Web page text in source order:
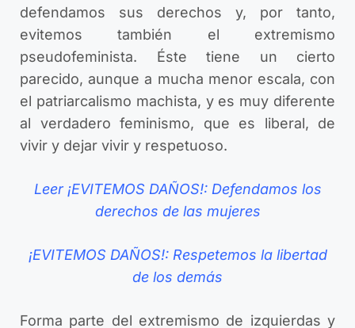
defendamos sus derechos y, por tanto,
evitemos también el extremismo
pseudofeminista. Éste tiene un cierto
parecido, aunque a mucha menor escala, con
el patriarcalismo machista, y es muy diferente
al verdadero feminismo, que es liberal, de
vivir y dejar vivir y respetuoso.
Leer ¡EVITEMOS DAÑOS!: Defendamos los
derechos de las mujeres
¡EVITEMOS DAÑOS!: Respetemos la libertad
de los demás
Forma parte del extremismo de izquierdas y